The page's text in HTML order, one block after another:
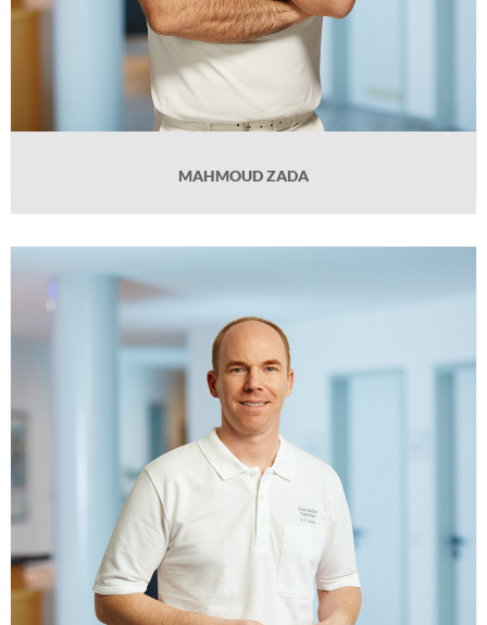
MAHMOUD ZADA
DR. MED. FABIAN FENKE
Geb. 1974 in Köln, Studium in Köln, Promotion im Bereich molekulare
Nephropathologie, Facharztausbildung Innere Medizin und Gastroenterologie
an der Universitätsklinik Greifswald sowie bei den Kliniken der Stadt Köln,
Klinikum Köln-Merheim. Dort langjährige Tätigkeit als Oberarzt. Zusätzliche
Weiterbildung im Bereich Arbeitsmedizin. Referent und Tutor im Bereich
Sonographie. Praxiseintritt 2018.